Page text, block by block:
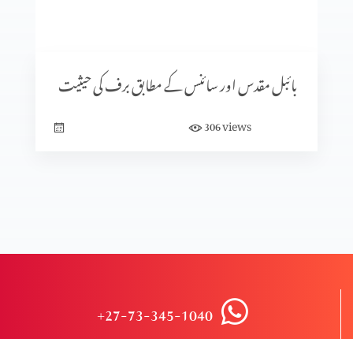
دہرت کی بنیاد اور اثرات؟
بائبل مقدس اور سائنس کے مطابق برف کی حیثیت
306views
+27-73-345-1040